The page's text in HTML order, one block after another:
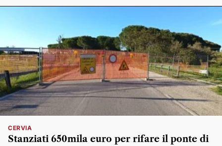
CERVIA
Stanziati 650mila euro per rifare il ponte di